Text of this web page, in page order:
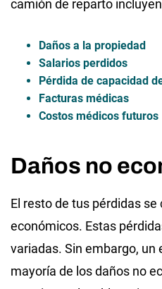
camión de reparto
Daños a la propiedad
Salarios perdidos
Pérdida de capacidad
Facturas médicas
Costos médicos futuros
Daños no
El resto de tus pérdidas
económicos. Estas
variadas. Sin embargo,
mayoría de los daños no